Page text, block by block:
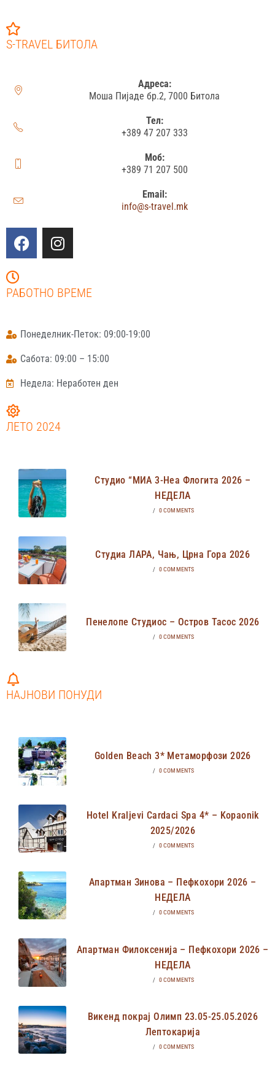
S-TRAVEL БИТОЛА
Адреса:
Моша Пијаде бр.2, 7000 Битола
Тел:
+389 47 207 333
Моб:
+389 71 207 500
Email:
info@s-travel.mk
РАБОТНО ВРЕМЕ
Понеделник-Петок: 09:00-19:00
Сабота: 09:00 – 15:00
Недела: Неработен ден
ЛЕТО 2024
Студио “МИА 3-Неа Флогита 2026 –
НЕДЕЛА
/ 0 COMMENTS
Студиа ЛАРА, Чањ, Црна Гора 2026
/ 0 COMMENTS
Пенелопе Студиос – Остров Тасос 2026
/ 0 COMMENTS
НАЈНОВИ ПОНУДИ
Golden Beach 3* Метаморфози 2026
/ 0 COMMENTS
Hotel Kraljevi Cardaci Spa 4* – Kopaonik
2025/2026
/ 0 COMMENTS
Апартман Зинова – Пефкохори 2026 –
НЕДЕЛА
/ 0 COMMENTS
Апартман Филоксенија – Пефкохори 2026 –
НЕДЕЛА
/ 0 COMMENTS
Викенд покрај Олимп 23.05-25.05.2026
Лептокарија
/ 0 COMMENTS